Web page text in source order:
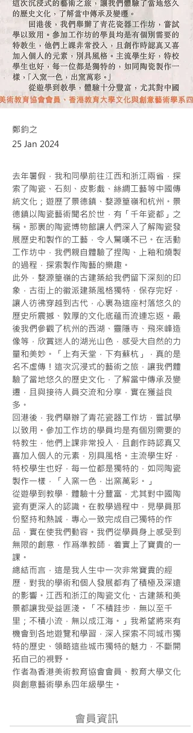
鄭鈞之
25 Jan 2024
Next
去年暑假，我和同學前往江西和浙江兩省，探
索了陶瓷、石刻、皮影戲、絲綢工藝等中國傳
統文化；遊歷了景德鎮、婺源篁嶺和杭州。景
德鎮以陶瓷藝術聞名於世，有「千年瓷都」之
稱。那裏的陶瓷博物館讓人們深入了解陶瓷發
展歷史和製作的工藝，令人驚嘆不已。在活動
工作坊中，我們親自體驗了捏陶、上釉和燒製
的過程，探索製作陶藝的樂趣。
此外，婺源篁嶺的古建築給我們留下深刻的印
象，古街上的徽派建築風格獨特，保存完好，
讓人彷彿穿越到古代，心裏為這座村落悠久的
歷史所震撼、敦厚的文化底蘊而流連忘返。最
後我們參觀了杭州的西湖、靈隱寺、飛來峰造
像等，欣賞迷人的湖光山色，感受大自然的力
量和美妙。「上有天堂，下有蘇杭」，真的是
名不虛傳！這次沉浸式的藝術之旅，讓我們體
驗了當地悠久的歷史文化，了解當中傳承及變
遷，且與接待人員交流和分享，實在獲益良
多。
回港後，我們舉辦了青花瓷器工作坊，嘗試學
以致用。參加工作坊的學員均是有個別需要的
特教生，他們上課非常投入，且創作時認真又
喜加入個人的元素，別具風格。主流學生好，
特校學生也好，每一位都是獨特的，如同陶瓷
製作一樣，「入窯一色，出窯萬彩。」
從遊學到教學，體驗十分豐富，尤其對中國陶
瓷有更深入的認識。在教學過程中，見學員那
份堅持和熱誠，專心一致完成自己獨特的作
品，實在使我們動容。我們從學員身上感受到
無限的創意，作爲準教師，着實上了寶貴的一
課。
總結而言，這是我人生中一次非常寶貴的經
歷，對我的學術和個人發展都有了積極及深遠
的影響。江西和浙江的陶瓷文化、古建築和美
景都讓我受益匪淺。「不積跬步，無以至千
里；不積小流，無以成江海。」我希望將來有
機會到各地遊覽和學習，深入探索不同城市獨
特的歷史、領略這些城市獨特的魅力，不斷開
拓自己的視野。
作者為香港美術教育協會會員、教育大學文化
與創意藝術學系四年級學生。
會員資訊